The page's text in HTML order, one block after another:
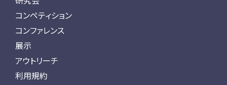
コンペティション
コンファレンス
展示
アウトリーチ
利用規約